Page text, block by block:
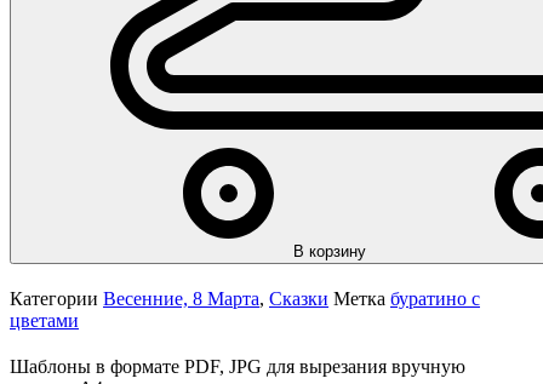
В корзину
Категории Весенние, 8 Марта, Сказки Метка буратино с
цветами
Шаблоны в формате PDF, JPG для вырезания вручную